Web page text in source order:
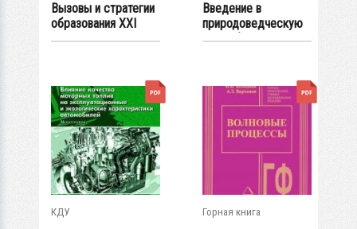
Вызовы и стратегии
образования XXI
века. Ученые...
Введение в
природоведческую
микробиологию
КДУ Горная книга